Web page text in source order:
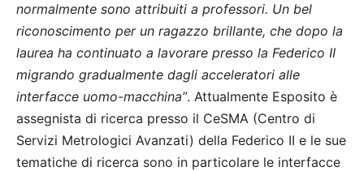
normalmente sono attribuiti a professori. Un bel
riconoscimento per un ragazzo brillante, che dopo la
laurea ha continuato a lavorare presso la Federico II
migrando gradualmente dagli acceleratori alle
interfacce uomo-macchina”. Attualmente Esposito è
assegnista di ricerca presso il CeSMA (Centro di
Servizi Metrologici Avanzati) della Federico II e le sue
tematiche di ricerca sono in particolare le interfacce